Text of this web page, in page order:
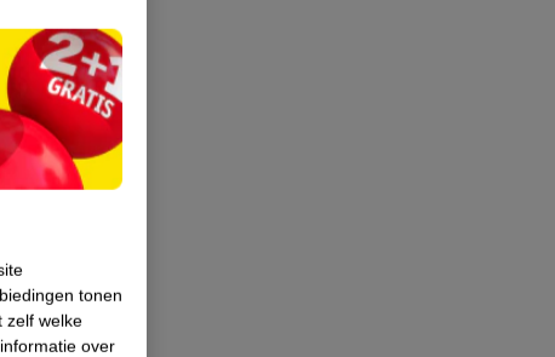
tonen
zelf welke
over